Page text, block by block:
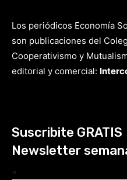
Los periódicos Economía
son publicaciones del
Cooperativismo y
editorial y comercial:
Suscribite
Newsletter
×